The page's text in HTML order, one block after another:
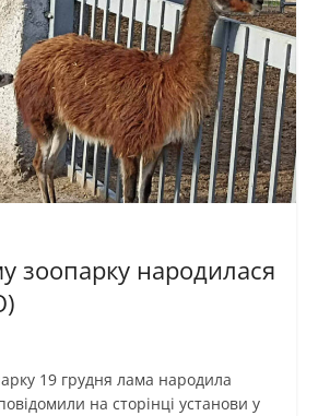
зоопарку народилася
19 грудня лама народила
на сторінці установи у